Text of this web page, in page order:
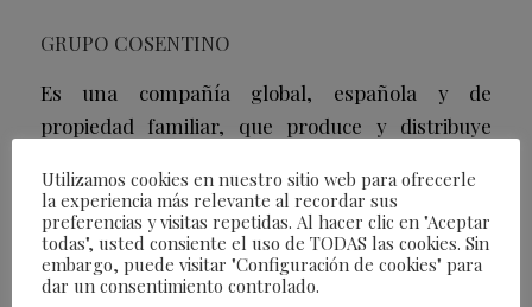
GRUPO COSENTINO
Es una compañía global, española y de
propiedad familiar, que produce y distribuye
mundo de la arquitectura y el diseño. Como
empresa líder, imagina y anticipa junto con sus
clientes y socios, soluciones que proporcionan
diseño, valor e inspiran la vida de las personas.
Utilizamos cookies en nuestro sitio web para ofrecerle
la experiencia más relevante al recordar sus
preferencias y visitas repetidas. Al hacer clic en "Aceptar
todas", usted consiente el uso de TODAS las cookies. Sin
embargo, puede visitar "Configuración de cookies" para
dar un consentimiento controlado.